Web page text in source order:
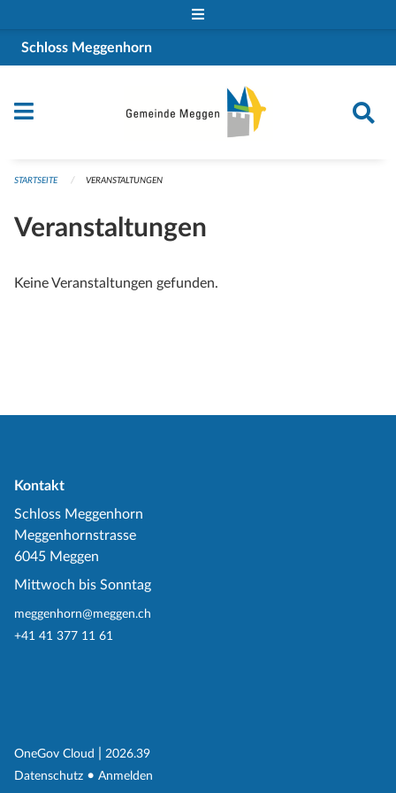
Schloss Meggenhorn
STARTSEITE VERANSTALTUNGEN
Veranstaltungen
Keine Veranstaltungen gefunden.
Kontakt
Schloss Meggenhorn
Meggenhornstrasse
6045 Meggen
Mittwoch bis Sonntag
meggenhorn@meggen.ch
+41 41 377 11 61
OneGov Cloud (External Link)
2026.39
Datenschutz (External Link)
Anmelden